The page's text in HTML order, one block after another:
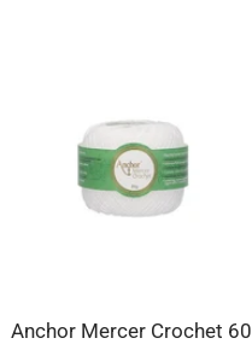
Anchor Mercer Crochet 60